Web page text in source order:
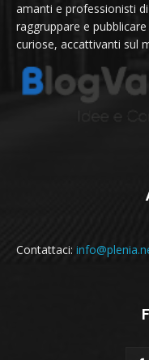
amanti e professionisti
raggruppare e
curiose, accattivanti sul
Contattaci: